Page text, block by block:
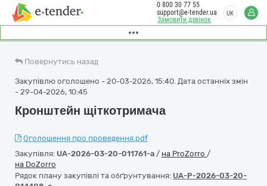
Замовити дзвінок
0 800 30 77 55
support@e-tender.ua
UK
Повернутись назад
Закупівлю оголошено - 20-03-2026, 15:40. Дата останніх змін
- 29-04-2026, 10:45
Кронштейн щіткотримача
Оголошення про проведення.pdf
Закупівля: UA-2026-03-20-011761-a / на ProZorro /
на DoZorro
Рядок плану закупівлі та обґрунтування: UA-P-2026-03-20-